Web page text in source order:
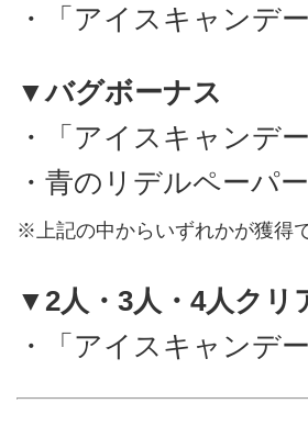
・「アイスキャンデ
▼バグボーナス
・「アイスキャンデ
・青のリデルペーパ
※上記の中からいずれかが獲得
▼2人・3人・4人クリ
・「アイスキャンデ